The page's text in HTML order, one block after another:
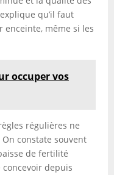
qu’il faut
même si les
occuper vos
régulières ne
constate souvent
de fertilité
concevoir depuis